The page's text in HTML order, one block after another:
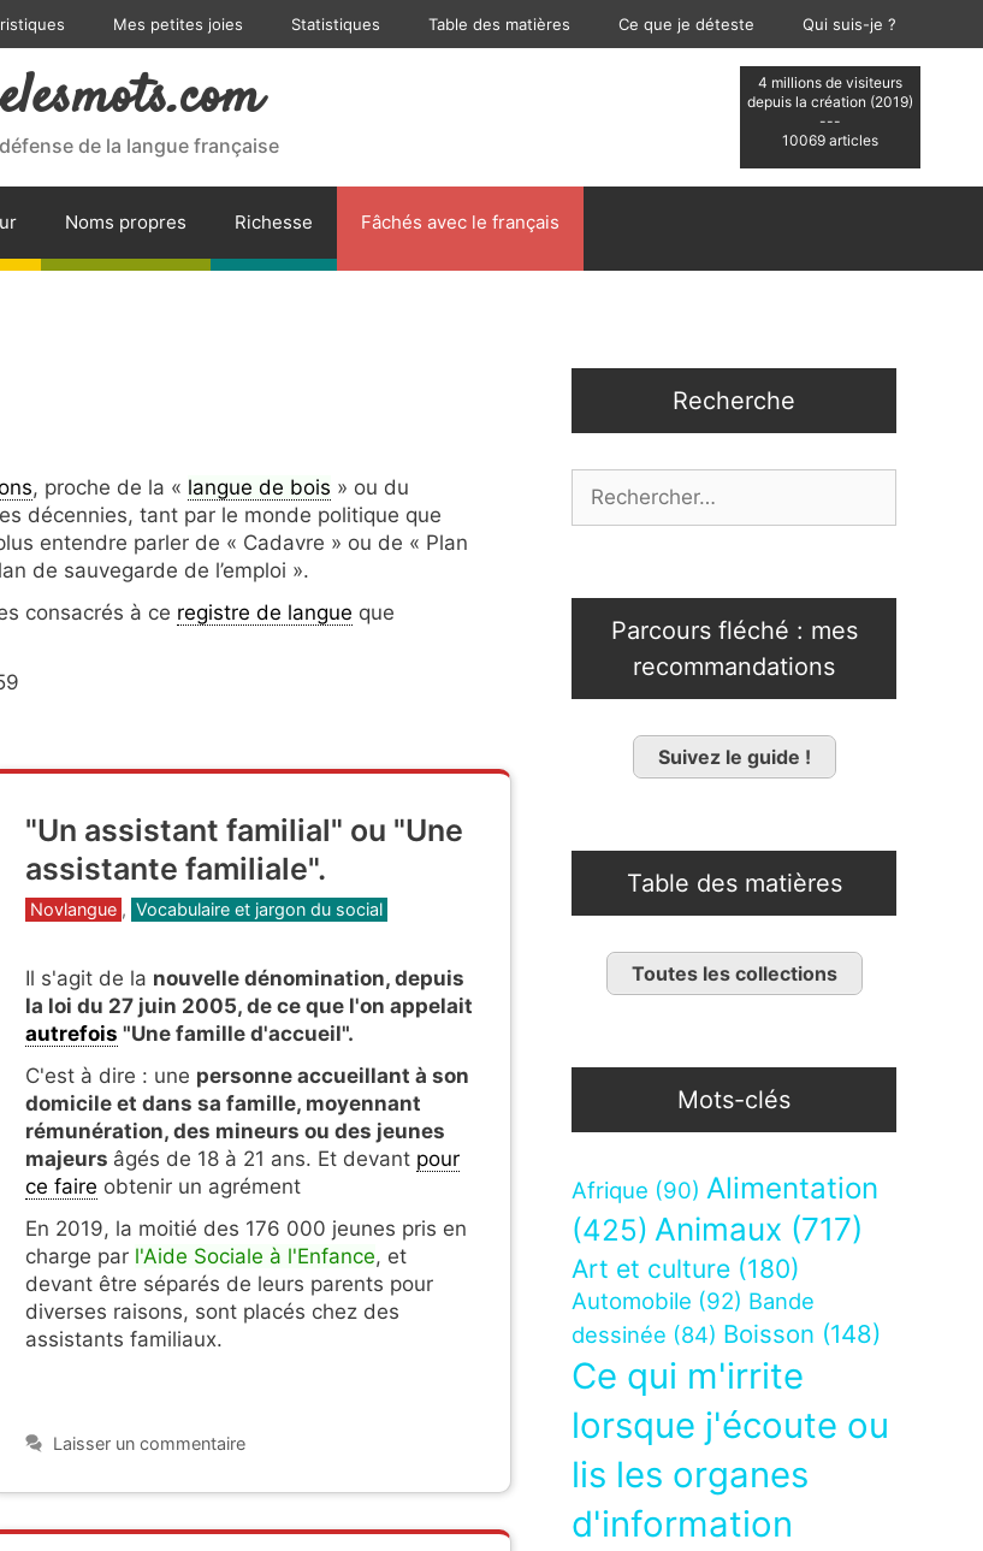
Mes petites joies Statistiques Table des matières Ce que je déteste Qui suis-je ?
4 millions de visiteurs
depuis la création (2019)
---
10069 articles
de la langue française
Noms propres Richesse Fâchés avec le français
, proche de la « langue de bois » ou du
décennies, tant par le monde politique que
entendre parler de « Cadavre » ou de « Plan
de sauvegarde de l’emploi ».
consacrés à ce registre de langue que
"Un assistant familial" ou "Une
assistante familiale".
Catégories
Novlangue , Vocabulaire et jargon du social
Il s'agit de la nouvelle dénomination, depuis
la loi du 27 juin 2005, de ce que l'on appelait
autrefois "Une famille d'accueil".
C'est à dire : une personne accueillant à son
domicile et dans sa famille, moyennant
rémunération, des mineurs ou des jeunes
majeurs âgés de 18 à 21 ans. Et devant pour
ce faire obtenir un agrément
En 2019, la moitié des 176 000 jeunes pris en
charge par l'Aide Sociale à l'Enfance, et
devant être séparés de leurs parents pour
diverses raisons, sont placés chez des
assistants familiaux.
Laisser un commentaire
Recherche
Parcours fléché : mes
recommandations
Suivez le guide !
Table des matières
Toutes les collections
Mots-clés
Afrique (90) Alimentation
(425) Animaux (717)
Art et culture (180)
Automobile (92) Bande
dessinée (84) Boisson (148)
Ce qui m'irrite
lorsque j'écoute ou
lis les organes
d'information